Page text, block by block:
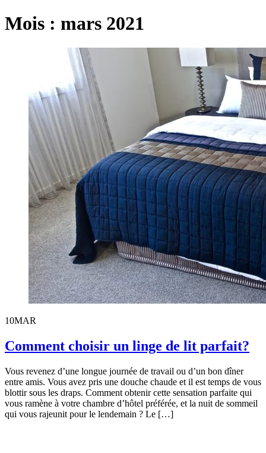
Mois : mars 2021
10MAR
Comment choisir un linge de lit parfait?
Vous revenez d’une longue journée de travail ou d’un bon dîner
entre amis. Vous avez pris une douche chaude et il est temps de vous
blottir sous les draps. Comment obtenir cette sensation parfaite qui
vous ramène à votre chambre d’hôtel préférée, et la nuit de sommeil
qui vous rajeunit pour le lendemain ? Le […]